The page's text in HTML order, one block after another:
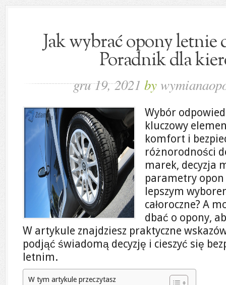
Jak wybrać opony letnie
Poradnik dla
gru 19, 2021 by
Wybór
kluczowy
komfort i
różnorodności
marek, decyzja
parametry opon
lepszym
całoroczne? A
dbać o opony,
W artykule znajdziesz praktyczne
podjąć świadomą decyzję i cieszyć się
letnim.
W tym artykule przeczytasz